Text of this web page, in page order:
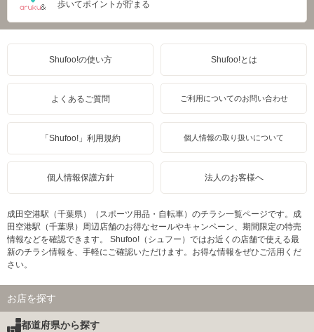
歩いてポイントが貯まる
Shufoo!の使い方 Shufoo!とは
よくあるご質問 ご利用についてのお問い合わせ
「Shufoo!」利用規約 個人情報の取り扱いについて
個人情報保護方針 法人のお客様へ
成田空港駅（千葉県）（スポーツ用品・自転車）のチラシ一覧ページです。成
田空港駅（千葉県）周辺店舗のお得なセールやキャンペーン、期間限定の特売
情報などを確認できます。 Shufoo!（シュフー）ではお近くの店舗で使える最
新のチラシ情報を、手軽にご確認いただけます。お得な情報をぜひご活用くだ
さい。
お店を探す
都道府県から探す